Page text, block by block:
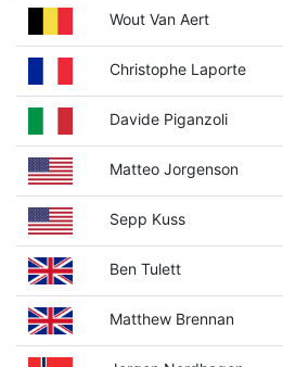
Wout Van Aert
Christophe Laporte
Davide Piganzoli
Matteo Jorgenson
Sepp Kuss
Ben Tulett
Matthew Brennan